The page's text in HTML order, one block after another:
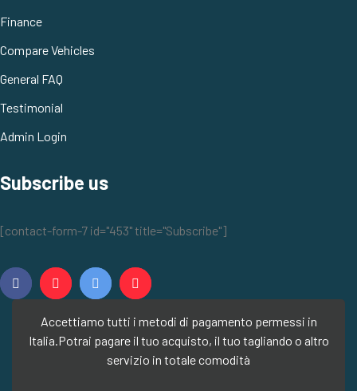
Finance
Compare Vehicles
General FAQ
Testimonial
Admin Login
Subscribe us
[contact-form-7 id="453" title="Subscribe"]
Accettiamo tutti i metodi di pagamento permessi in
Italia.Potrai pagare il tuo acquisto, il tuo tagliando o altro
servizio in totale comodità